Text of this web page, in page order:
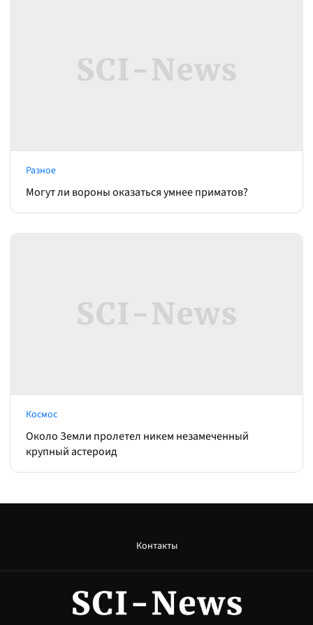
Разное
Могут ли вороны оказаться умнее приматов?
Космос
Около Земли пролетел никем незамеченный
крупный астероид
Контакты